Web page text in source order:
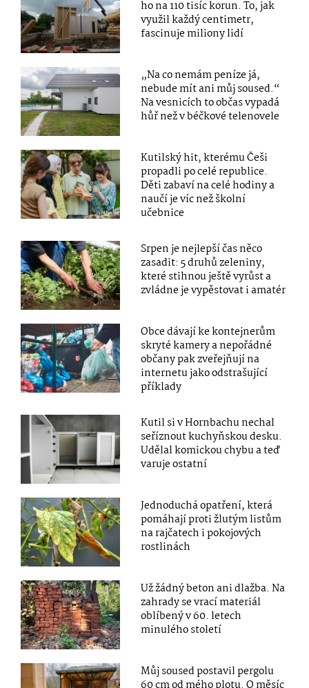
ho na 110 tisíc korun. To, jak
využil každý centimetr,
fascinuje miliony lidí
„Na co nemám peníze já,
nebude mít ani můj soused.“
Na vesnicích to občas vypadá
hůř než v béčkové telenovele
Kutilský hit, kterému Češi
propadli po celé republice.
Děti zabaví na celé hodiny a
naučí je víc než školní
učebnice
Srpen je nejlepší čas něco
zasadit: 5 druhů zeleniny,
které stihnou ještě vyrůst a
zvládne je vypěstovat i amatér
Obce dávají ke kontejnerům
skryté kamery a nepořádné
občany pak zveřejňují na
internetu jako odstrašující
příklady
Kutil si v Hornbachu nechal
seříznout kuchyňskou desku.
Udělal komickou chybu a teď
varuje ostatní
Jednoduchá opatření, která
pomáhají proti žlutým listům
na rajčatech i pokojových
rostlinách
Už žádný beton ani dlažba. Na
zahrady se vrací materiál
oblíbený v 60. letech
minulého století
Můj soused postavil pergolu